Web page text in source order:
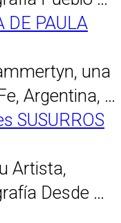
DE PAULA
una
Argentina, …
SUSURROS
Artista,
Desde …